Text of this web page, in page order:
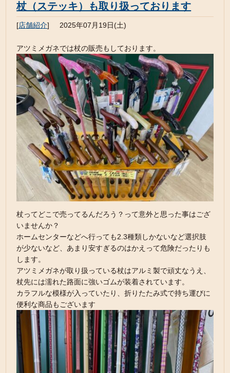
杖（ステッキ）も取り扱っております
[店舗紹介] 2025年07月19日(土)
アツミメガネでは杖の販売もしております。
杖ってどこで売ってるんだろう？って意外と思った事はござ
いませんか？
ホームセンターなどへ行っても2.3種類しかないなど選択肢
が少ないなど、あまり安すぎるのはかえって危険だったりも
します。
アツミメガネが取り扱っている杖はアルミ製で頑丈なうえ、
杖先には濡れた路面に強いゴムが装着されています。
カラフルな模様が入っていたり、折りたたみ式で持ち運びに
便利な商品もございます